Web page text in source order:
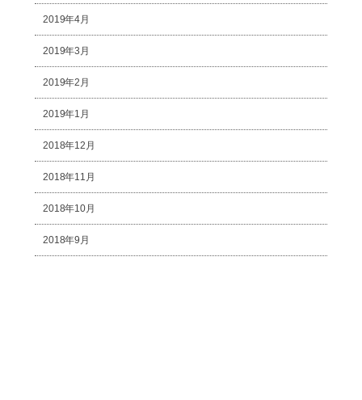
2019年4月
2019年3月
2019年2月
2019年1月
2018年12月
2018年11月
2018年10月
2018年9月